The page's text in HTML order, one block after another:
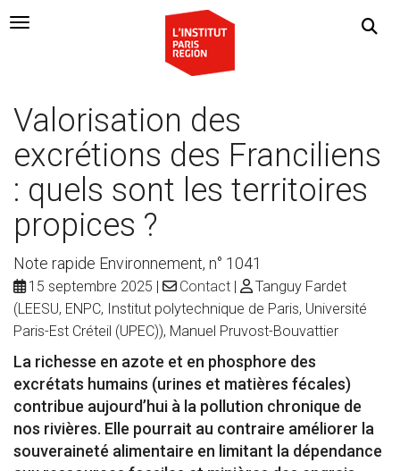
Navigation Toggle
Valorisation des
excrétions des Franciliens
: quels sont les territoires
propices ?
Note rapide Environnement, n° 1041
15 septembre 2025 Contact
Tanguy Fardet
(LEESU, ENPC, Institut polytechnique de Paris, Université
Paris-Est Créteil (UPEC)), Manuel Pruvost-Bouvattier
La richesse en azote et en phosphore des
excrétats humains (urines et matières fécales)
contribue aujourd’hui à la pollution chronique de
nos rivières. Elle pourrait au contraire améliorer la
souveraineté alimentaire en limitant la dépendance